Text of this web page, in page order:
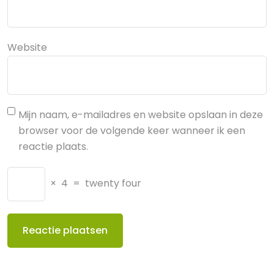
Website
Mijn naam, e-mailadres en website opslaan in deze
browser voor de volgende keer wanneer ik een
reactie plaats.
× 4 = twenty four